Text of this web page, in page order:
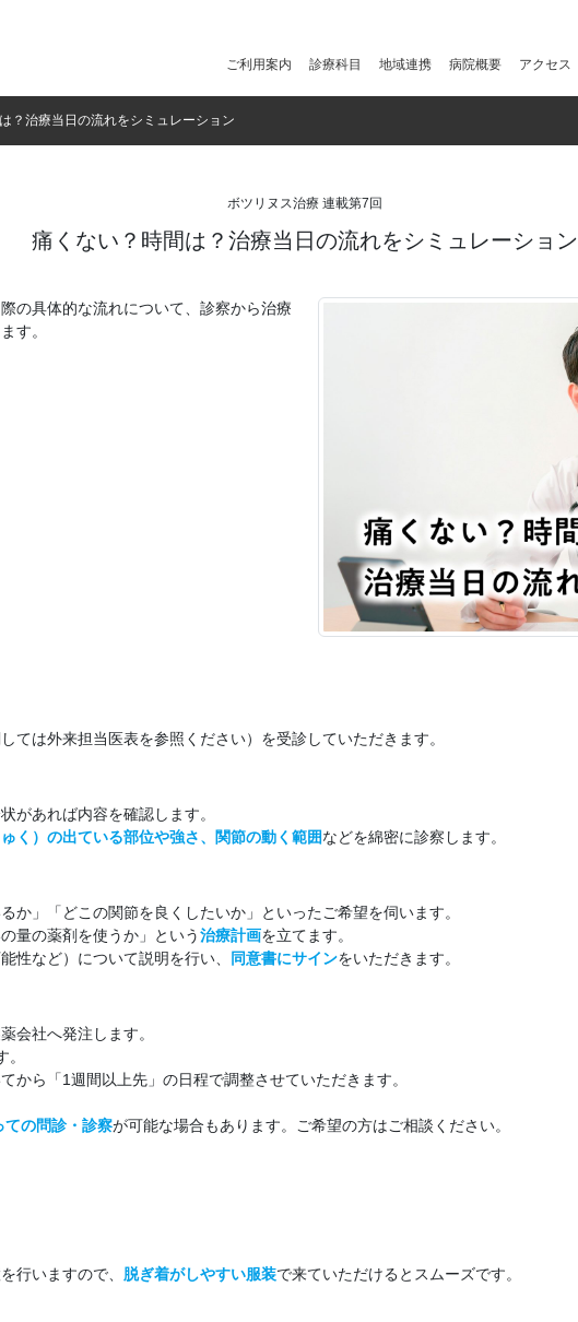
ご利用案内 診療科目 地域連携 病院概要 アクセス
？治療当日の流れをシミュレーション
ボツリヌス治療 連載第7回
痛くない？時間は？治療当日の流れをシミュレーション
の具体的な流れについて、診察から治療
す。
ては外来担当医表を参照ください）を受診していただきます。
があれば内容を確認します。
く）の出ている部位や強さ、関節の動く範囲などを綿密に診察します。
か」「どこの関節を良くしたいか」といったご希望を伺います。
量の薬剤を使うか」という治療計画を立てます。
性など）について説明を行い、
同意書にサインをいただきます。
会社へ発注します。
から「1週間以上先」の日程で調整させていただきます。
ての問診・診察が可能な場合もあります。ご希望の方はご相談ください。
行いますので、 脱ぎ着がしやすい服装で来ていただけるとスムーズです。